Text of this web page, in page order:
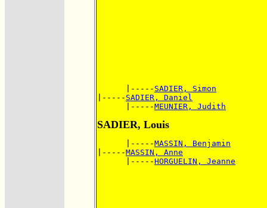
      |-----
SADIER, Simon
|----- SADIER, Daniel
      |-----
MEUNIER, Judith
SADIER, Louis
      |-----
MASSIN, Benjamin
|-----MASSIN, Anne
      |-----
HORGUELIN, Jeanne